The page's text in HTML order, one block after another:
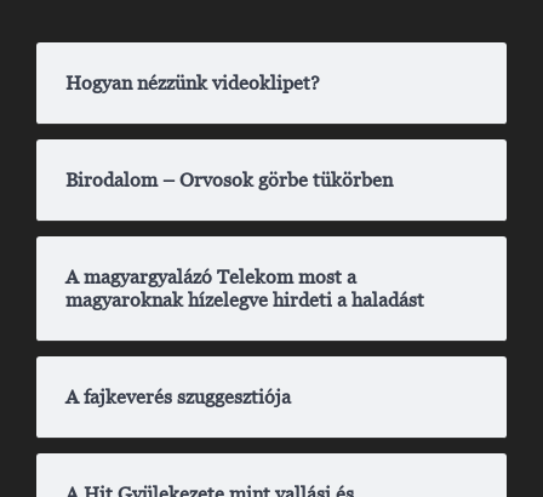
Hogyan nézzünk videoklipet?
Birodalom – Orvosok görbe tükörben
A magyargyalázó Telekom most a
magyaroknak hízelegve hirdeti a haladást
A fajkeverés szuggesztiója